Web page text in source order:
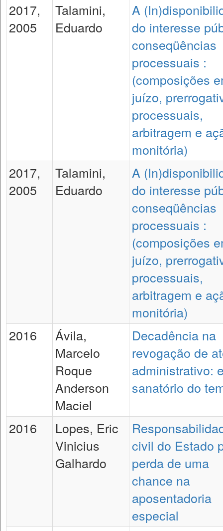
2017,
2005
Talamini,
Eduardo
A
do interesse
conseqüências
processuais :
(composições
juízo,
processuais,
arbitragem e
monitória)
2017,
2005
Talamini,
Eduardo
A
do interesse
conseqüências
processuais :
(composições
juízo,
processuais,
arbitragem e
monitória)
2016
Ávila,
Marcelo
Roque
Anderson
Maciel
Decadência na
revogação de
administrativo:
sanatório do
2016
Lopes, Eric
Vinicius
Galhardo
civil do Estado
perda de uma
chance na
aposentadoria
especial